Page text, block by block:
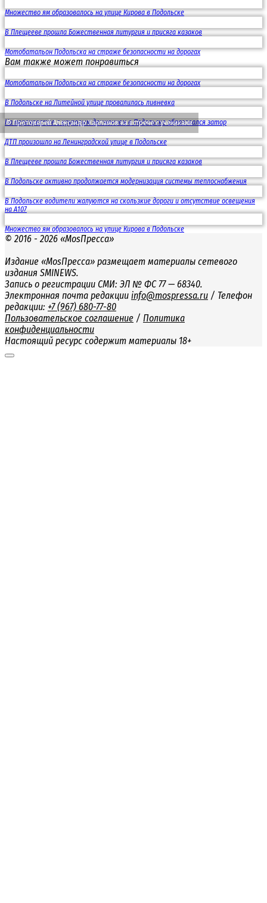
© Протоиерей Александр Харламов на встрече с учениками
Множество ям образовалось на улице Кирова в Подольске
В Плещееве прошла Божественная литургия и присяга казаков
Мотобатальон Подольска на страже безопасности на дорогах
Вам также может понравиться
Мотобатальон Подольска на страже безопасности на дорогах
В Подольске на Литейной улице провалилась ливневка
На перекрестке с круговым движением в Подольске образовался затор
ДТП произошло на Ленинградской улице в Подольске
В Плещееве прошла Божественная литургия и присяга казаков
В Подольске активно продолжается модернизация системы теплоснабжения
В Подольске водители жалуются на скользкие дороги и отсутствие освещения
на А107
Множество ям образовалось на улице Кирова в Подольске
© 2016 - 2026 «MosПресса»
Издание «MosПресса» размещает материалы сетевого
издания SMINEWS.
Запись о регистрации СМИ: ЭЛ № ФС 77 — 68340.
Электронная почта редакции info@mospressa.ru / Телефон
редакции: +7 (967) 680-77-80
Пользовательское соглашение / Политика
конфиденциальности
Настоящий ресурс содержит материалы 18+